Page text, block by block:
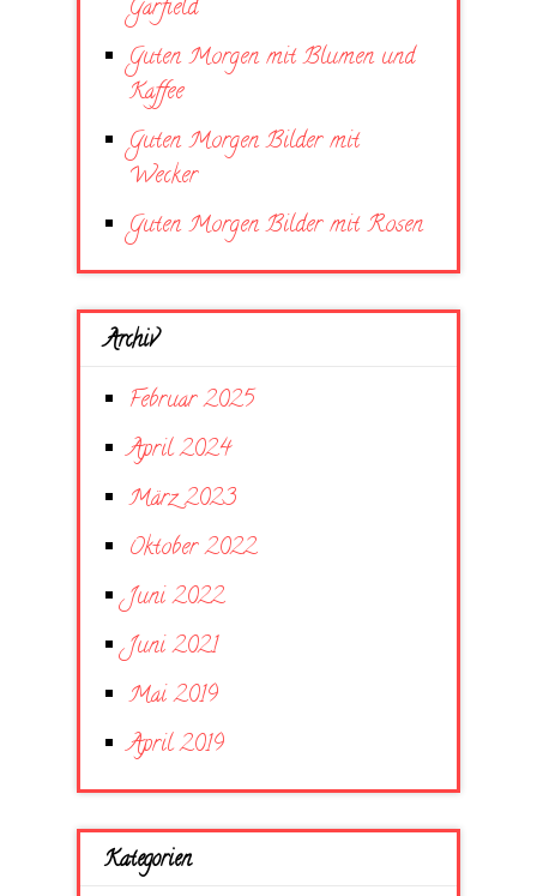
Garfield
Guten Morgen mit Blumen und
Kaffee
Guten Morgen Bilder mit
Wecker
Guten Morgen Bilder mit Rosen
Archiv
Februar 2025
April 2024
März 2023
Oktober 2022
Juni 2022
Juni 2021
Mai 2019
April 2019
Kategorien